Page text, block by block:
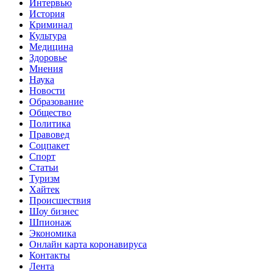
Интервью
История
Криминал
Культура
Медицина
Здоровье
Мнения
Наука
Новости
Образование
Общество
Политика
Правовед
Соцпакет
Current
Page:
Спорт
Статьи
Туризм
Хайтек
Происшествия
Шоу бизнес
Шпионаж
Экономика
Онлайн карта коронавируса
Контакты
Лента